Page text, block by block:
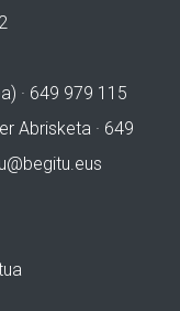
· 649 979 115
Abrisketa · 649